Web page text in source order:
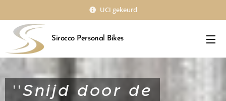
UCI gekeurd
Sirocco Personal Bikes
''Snijd door de